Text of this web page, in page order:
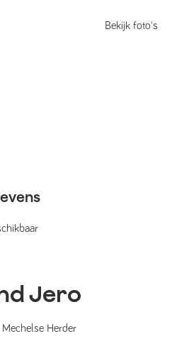
Bekijk foto's
Jero
Mechelse Herder